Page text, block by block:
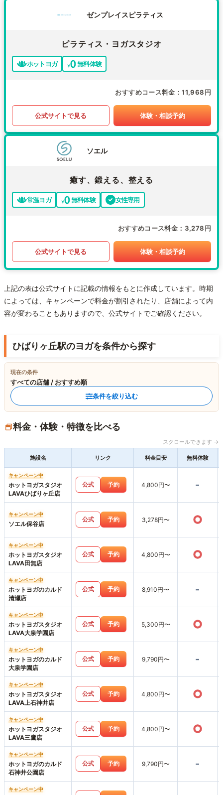
ゼンプレイスピラティス
ピラティス・ヨガスタジオ
ホットヨガ 無料体験
おすすめコース料金 11,968円
公式サイトで見る 体験・相談予約
ソエル
癒す、鍛える、整える
常温ヨガ 無料体験 女性専用
おすすめコース料金 3,278円
公式サイトで見る 体験・相談予約
上記の表は公式サイトに記載の情報をもとに作成しています。時期
によっては、キャンペーンで料金が割引されたり、店舗によって内
容が変わることもありますので、公式サイトでご確認ください。
ひばりヶ丘駅のヨガを条件から探す
現在の条件
すべての店舗 / おすすめ順
条件を絞り込む
料金・体験・特徴を比べる
スクロールできます →
施設名 リンク 料金目安 無料体験
キャンペーン中
ホットヨガスタジオ
LAVAひばりヶ丘店
公式 予約 4,800円〜 -
キャンペーン中
ソエル保谷店
公式 予約 3,278円〜 ○
キャンペーン中
ホットヨガスタジオ
LAVA田無店
公式 予約 4,800円〜 ○
キャンペーン中
ホットヨガのカルド
清瀬店
公式 予約 8,910円〜 -
キャンペーン中
ホットヨガスタジオ
LAVA大泉学園店
公式 予約 5,300円〜 ○
キャンペーン中
ホットヨガのカルド
大泉学園店
公式 予約 9,790円〜 -
キャンペーン中
ホットヨガスタジオ
LAVA上石神井店
公式 予約 4,800円〜 ○
キャンペーン中
ホットヨガスタジオ
LAVA三鷹店
公式 予約 4,800円〜 ○
キャンペーン中
ホットヨガのカルド
石神井公園店
公式 予約 9,790円〜 -
キャンペーン中